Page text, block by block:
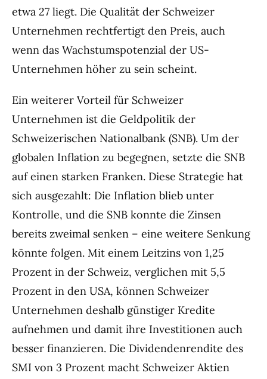
etwa 27 liegt. Die Qualität der Schweizer
Unternehmen rechtfertigt den Preis, auch
wenn das Wachstumspotenzial der US-
Unternehmen höher zu sein scheint.
Ein weiterer Vorteil für Schweizer
Unternehmen ist die Geldpolitik der
Schweizerischen Nationalbank (SNB). Um der
globalen Inflation zu begegnen, setzte die SNB
auf einen starken Franken. Diese Strategie hat
sich ausgezahlt: Die Inflation blieb unter
Kontrolle, und die SNB konnte die Zinsen
bereits zweimal senken – eine weitere Senkung
könnte folgen. Mit einem Leitzins von 1,25
Prozent in der Schweiz, verglichen mit 5,5
Prozent in den USA, können Schweizer
Unternehmen deshalb günstiger Kredite
aufnehmen und damit ihre Investitionen auch
besser finanzieren. Die Dividendenrendite des
SMI von 3 Prozent macht Schweizer Aktien